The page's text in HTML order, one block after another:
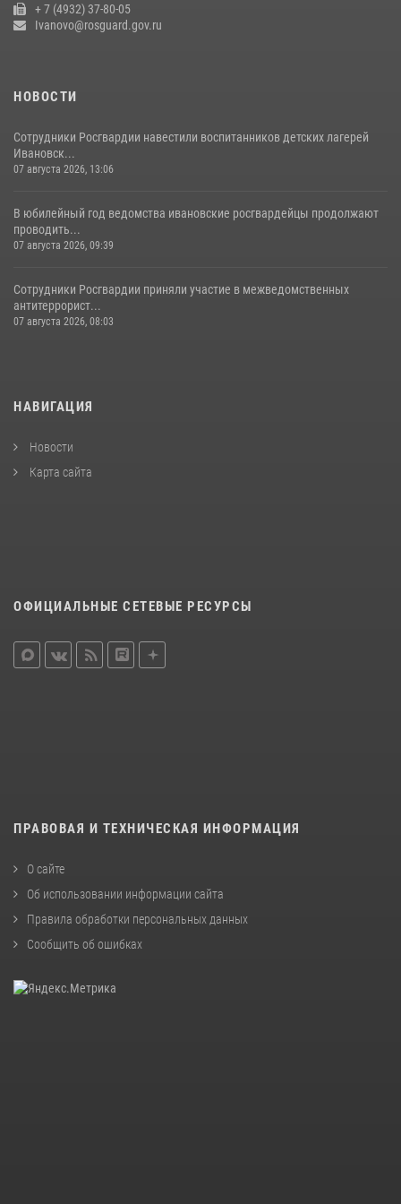
+ 7 (4932) 37-80-05
Ivanovo@rosguard.gov.ru
НОВОСТИ
Сотрудники Росгвардии навестили воспитанников детских лагерей
Ивановск...
07 августа 2026, 13:06
В юбилейный год ведомства ивановские росгвардейцы продолжают
проводить...
07 августа 2026, 09:39
Сотрудники Росгвардии приняли участие в межведомственных
антитеррорист...
07 августа 2026, 08:03
НАВИГАЦИЯ
Новости
Карта сайта
ОФИЦИАЛЬНЫЕ СЕТЕВЫЕ РЕСУРСЫ
ПРАВОВАЯ И ТЕХНИЧЕСКАЯ ИНФОРМАЦИЯ
О сайте
Об использовании информации сайта
Правила обработки персональных данных
Сообщить об ошибках